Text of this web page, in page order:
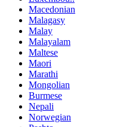
Macedonian
Malagasy
Malay
Malayalam
Maltese
Maori
Marathi
Mongolian
Burmese
Nepali
Norwegian